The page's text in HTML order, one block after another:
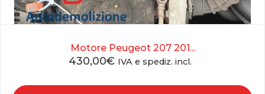
Motore Peugeot 207 201...
430,00€ IVA e spediz. incl.